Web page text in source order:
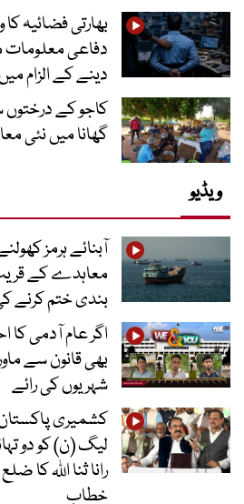
بھارتی فضائیہ
دفاعی معلومات
دینے کے الزام
گھانا میں نئی
ویڈیو
آبنائے ہرمز
معاہدے کے
بندی ختم کرنے
اگر عام آدمی کا
بھی قانون سے
شہریوں کی رائے
کشمیری
لیگ (ن) کو دو
رانا ثنا اللہ
خطاب